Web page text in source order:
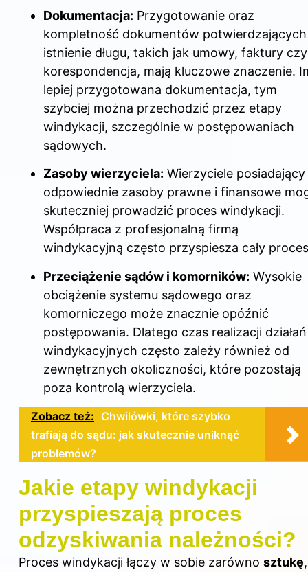
Dokumentacja: Przygotowanie oraz
kompletność dokumentów potwierdzających
istnienie długu, takich jak umowy, faktury czy
korespondencja, mają kluczowe znaczenie.
lepiej przygotowana dokumentacja, tym
szybciej można przechodzić przez etapy
windykacji, szczególnie w postępowaniach
sądowych.
Zasoby wierzyciela: Wierzyciele posiadający
odpowiednie zasoby prawne i finansowe
skuteczniej prowadzić proces windykacji.
Współpraca z profesjonalną firmą
windykacyjną często przyspiesza cały
Przeciążenie sądów i komorników: Wysokie
obciążenie systemu sądowego oraz
komorniczego może znacznie opóźnić
postępowania. Dlatego czas realizacji działań
windykacyjnych często zależy również od
zewnętrznych okoliczności, które pozostają
poza kontrolą wierzyciela.
Zobacz też: Chwilówki, które szybko
trafiają do sądu: jak skutecznie uniknąć
problemów?
Jakie etapy windykacji
przyspieszają proces
odzyskiwania należności?
Proces windykacji łączy w sobie zarówno sztukę,